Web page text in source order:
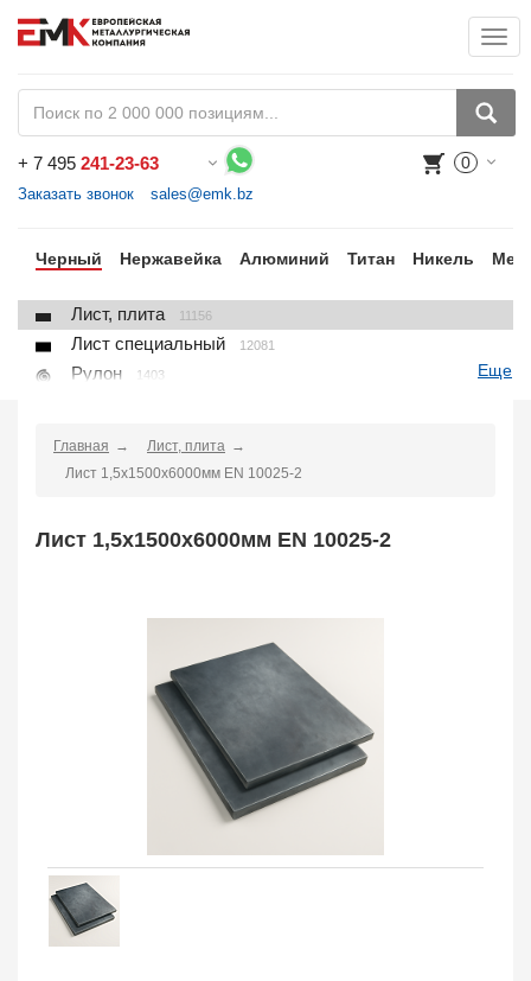
+ 7 495 241-23-63
Заказать звонок sales@emk.bz
0
Черный Нержавейка Алюминий Титан Никель
Лист, плита 11156
Лист специальный 12081
Рулон 1403
Арматура
178
332
Полособульб 54
Рельсовый крепеж 776
Еще
Главная
Лист, плита
Лист 1,5х1500х6000мм EN 10025-2
Лист 1,5х1500х6000мм EN 10025-2